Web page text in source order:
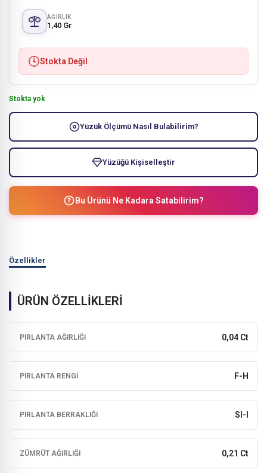
AĞIRLIK
1,40 Gr
Stokta Değil
Stokta yok
Yüzük Ölçümü Nasıl Bulabilirim?
Yüzüğü Kişiselleştir
Bu Ürünü Ne Kadara Satabilirim?
Özellikler
ÜRÜN ÖZELLİKLERİ
PIRLANTA AĞIRLIĞI 0,04 Ct
PIRLANTA RENGI F-H
PIRLANTA BERRAKLIĞI SI-I
ZÜMRÜT AĞIRLIĞI 0,21 Ct